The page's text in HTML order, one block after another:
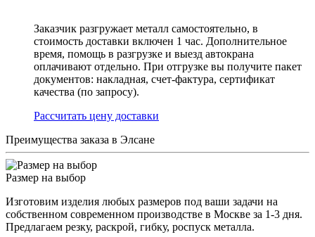
Заказчик разгружает металл самостоятельно, в
стоимость доставки включен 1 час. Дополнительное
время, помощь в разгрузке и выезд автокрана
оплачивают отдельно. При отгрузке вы получите пакет
документов: накладная, счет-фактура, сертификат
качества (по запросу).
Раcсчитать цену доставки
Преимущества заказа в Элсане
Размер на выбор
Изготовим изделия любых размеров под ваши задачи на
собственном современном производстве в Москве за 1-3 дня.
Предлагаем резку, раскрой, гибку, роспуск металла.